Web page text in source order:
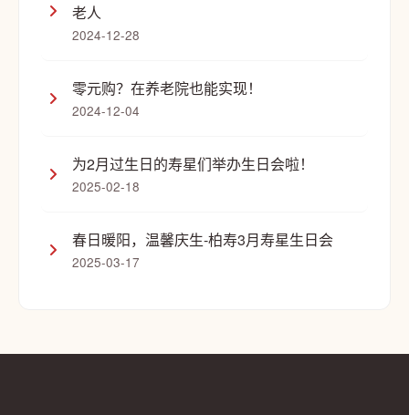
老人
2024-12-28
零元购？在养老院也能实现！
2024-12-04
为2月过生日的寿星们举办生日会啦！
2025-02-18
春日暖阳，温馨庆生-柏寿3月寿星生日会
2025-03-17